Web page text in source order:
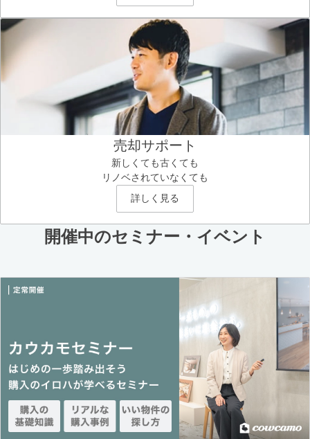
売却サポート
新しくても古くても
リノベされていなくても
詳しく見る
開催中のセミナー・イベント